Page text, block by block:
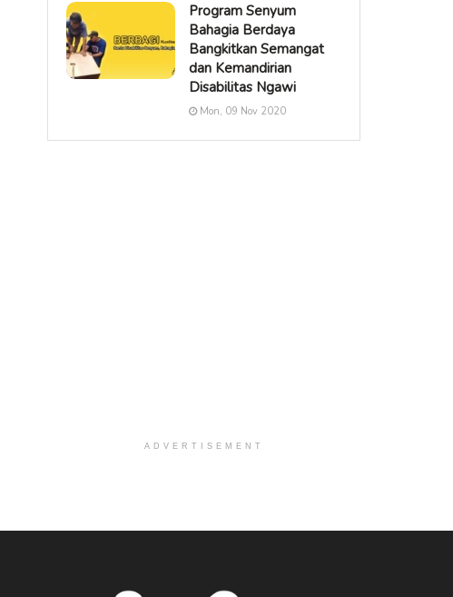
Program Senyum
Bahagia Berdaya
Bangkitkan Semangat
dan Kemandirian
Disabilitas Ngawi
Mon, 09 Nov 2020
ADVERTISEMENT